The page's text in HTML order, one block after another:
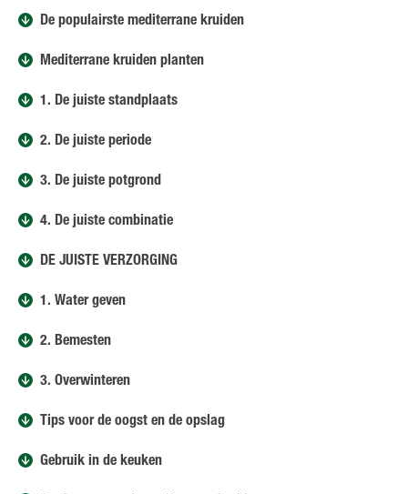
De populairste mediterrane kruiden
Mediterrane kruiden planten
1. De juiste standplaats
2. De juiste periode
3. De juiste potgrond
4. De juiste combinatie
DE JUISTE VERZORGING
1. Water geven
2. Bemesten
3. Overwinteren
Tips voor de oogst en de opslag
Gebruik in de keuken